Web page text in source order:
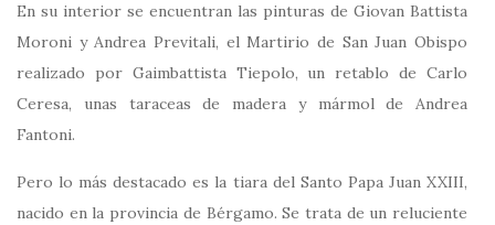
En su interior se encuentran las pinturas de Giovan Battista
Moroni y Andrea Previtali, el Martirio de San Juan Obispo
realizado por Gaimbattista Tiepolo, un retablo de Carlo
Ceresa, unas taraceas de madera y mármol de Andrea
Fantoni.
Pero lo más destacado es la tiara del Santo Papa Juan XXIII,
nacido en la provincia de Bérgamo. Se trata de un reluciente